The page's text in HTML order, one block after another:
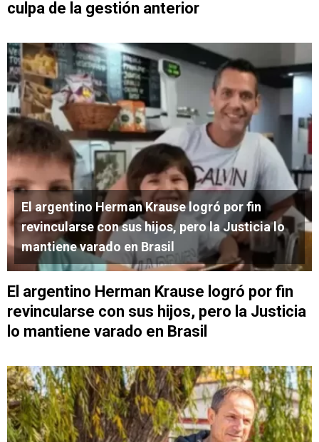
culpa de la gestión anterior
El argentino Herman Krause logró por fin
revincularse con sus hijos, pero la Justicia lo
mantiene varado en Brasil
El argentino Herman Krause logró por fin
revincularse con sus hijos, pero la Justicia
lo mantiene varado en Brasil